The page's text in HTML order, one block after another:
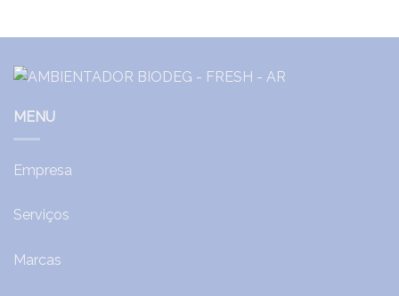
MENU
Empresa
Serviços
Marcas